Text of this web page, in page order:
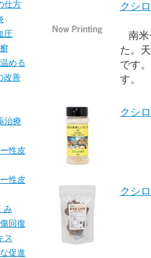
クシ
南
た。
です
す。
クシ
クシ